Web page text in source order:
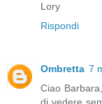
Lory
Rispondi
Ombretta 7
Ciao